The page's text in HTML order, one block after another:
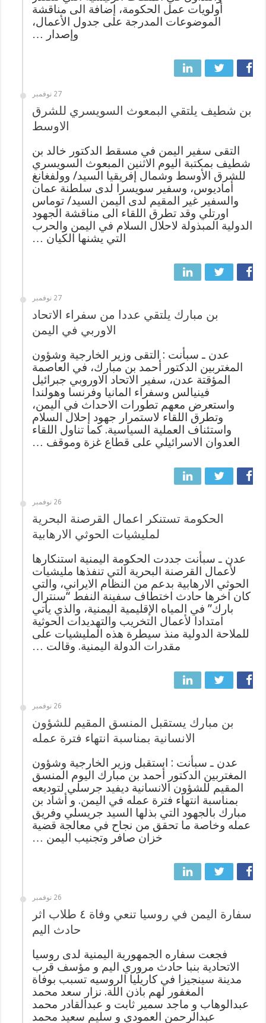
أولويات عمل الحكومة، إضافة الى مناقشة
الموضوعات المدرجة على جدول الأعمال،
وإصدار …
27 نوفمبر
بن شطيف يلتقي البمعوث السويسري للشرق
الاوسط
التقى سفير اليمن في مسقط الدكتور خالد بن
شطيف بمكتبة اليوم الاثنين المبعوث السويسري
للشرق الأوسط وشمال إفريقيا السيد/ وولفغانغ
أماديوس، وسفير سويسرا لدى سلطنة عمان
والسفير غير المقيم لدى اليمن السيد/ توماس
اورتلي وقد تطرق اللقاء الى مناقشة الجهود
الدولية المبذولة لاحلال السلام في اليمن والحرب
التي يشنها الكيان …
27 نوفمبر
بن مبارك يلتقي عددا من سفراء الاتحاد
الاوربي في اليمن
عدن ـ سبأنت : التقى وزير الخارجية وشؤون
المغتربين الدكتور أحمد بن مبارك، في العاصمة
المؤقتة عدن، سفير الاتحاد الاوروبي جبرائيل
فينيالس وسفراء المانيا وفرنسا وهولندا
واستعرض معهم تطورات الاحداث في اليمن،
وتطرق اللقاء لاستمرار جهود إحلال السلام
واستئناف العملية السياسية. كما تناول اللقاء
العدوان الاسرائيلي على قطاع غزة وموقف …
26 نوفمبر
الحكومة تستنكر اعمال القرصنة البحرية
لمليشيات الحوثي الارهابية
عدن ـ سبأنت جددت الحكومة اليمنية استنكارها
لأعمال القرصنة البحرية التي تنفذها مليشيات
الحوثي الارهابية بدعم من النظام الايراني، والتي
كان اخرها حادث اختطاف سفينة النفط “سنترال
بارك” في المياه الإقليمية اليمنية، والذي يأتي
امتدادا لأعمال التخريب والتهديدات الحوثية
للملاحة الدولية منذ سيطرة هذه المليشيات على
مقدرات الدولة اليمنية. وقالت …
26 نوفمبر
بن مبارك يستقبل المنسق المقيم للشؤون
الانسانية بمناسبة انتهاء فترة عمله
عدن ـ سبأنت : استقبل وزير الخارجية وشؤون
المغتربين الدكتور أحمد بن مبارك اليوم المنسق
المقيم للشؤون الانسانية ديفيد جرسلي لتوديعه
بمناسبة انتهاء فترة عمله في اليمن. و أشاد بن
مبارك بالجهود التي بذلها السيد جريسلي وفريق
عمله وخاصة ما تحقق من نجاح في معالجة قضية
خزان صافر وتجنيب اليمن …
26 نوفمبر
سفارة اليمن في روسيا تنعي وفاة ٤ طلاب اثر
حادث اليم
فجعت سفاره الجمهورية اليمنية لدى روسيا
الاتحادية بنبا حادث مروري اليم و مؤسف قرب
مدينة سينجيزا في كاريليا الروسيه تسبب بوفاة
المغفور لهم باذن اللة. نزار سعد محمد
عبدالوهاب و ماجد سمير ثابت و عبدالقادر محمد
عبدالرحمن العمودي و سليم سعيد محمد